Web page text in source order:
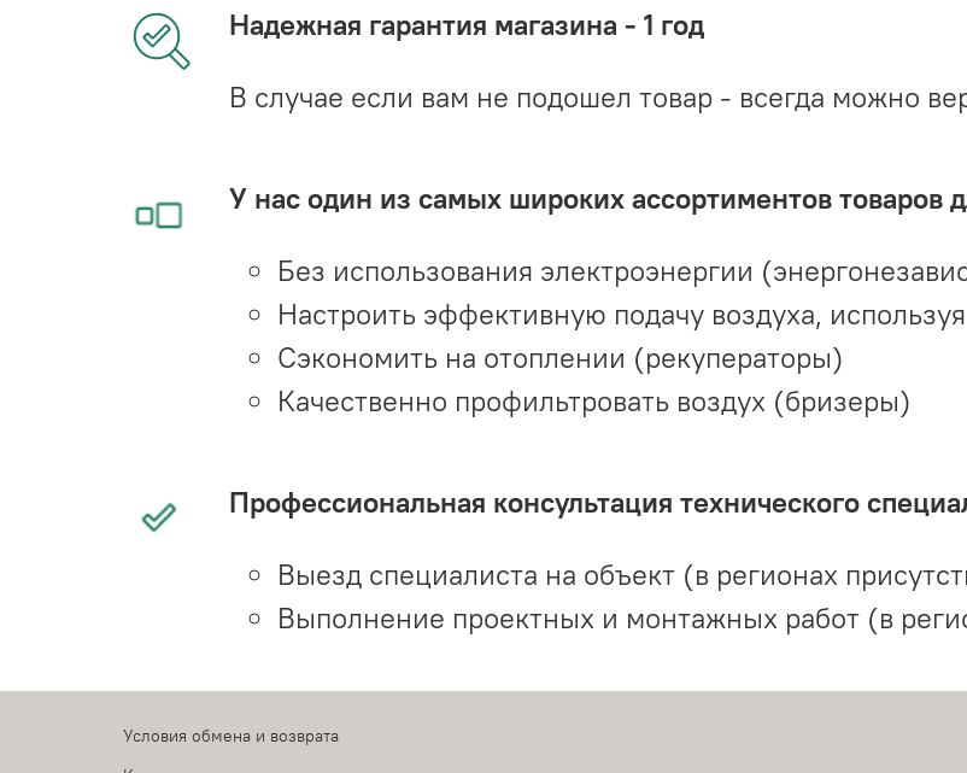
Надежная гарантия магазина - 1 год
В случае если вам не подошел товар - всегда можно
У нас один из самых широких ассортиментов товаров
Без использования электроэнергии
Настроить эффективную подачу воздуха,
Сэкономить на отоплении (рекуператоры)
Качественно профильтровать воздух (бризеры)
Профессиональная консультация технического
Выезд специалиста на объект (в регионах
Выполнение проектных и монтажных работ (в
Условия обмена и возврата